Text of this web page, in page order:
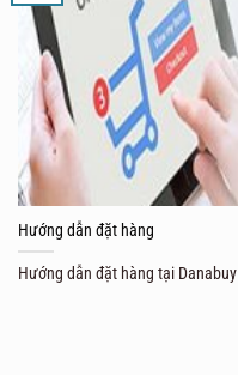
Hướng dẫn đặt hàng
Hướng dẫn đặt hàng tại Danabuy